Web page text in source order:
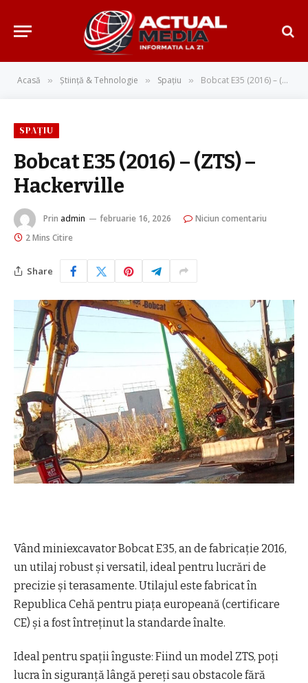
Acasă » Știință & Tehnologie » Spațiu » Bobcat E35 (2016) – (ZTS) – Hackerville
SPAȚIU
Bobcat E35 (2016) – (ZTS) –
Hackerville
Prin admin februarie 16, 2026
Niciun comentariu
2 Mins Citire
Share
Vând miniexcavator Bobcat E35, an de fabricație 2016,
un utilaj robust și versatil, ideal pentru lucrări de
precizie și terasamente. Utilajul este fabricat în
Republica Cehă pentru piața europeană (certificare
CE) și a fost întreținut la standarde înalte.
Ideal pentru spații înguste: Fiind un model ZTS, poți
lucra în siguranță lângă pereți sau obstacole fără